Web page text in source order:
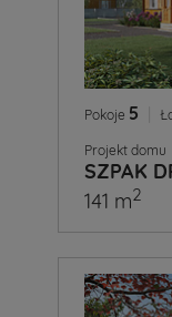
Pokoje 5
Projekt domu
SZPAK
141 m2